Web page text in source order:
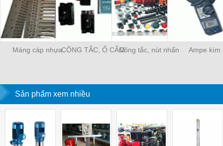
Máng cáp nhựaCÔNG TẮC, Ổ CẮMCông tắc, nút nhấn Ampe kìm
Sản phẩm xem nhiều